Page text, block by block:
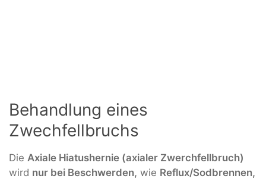
Behandlung eines
Zwechfellbruchs
Die Axiale Hiatushernie (axialer Zwerchfellbruch)
wird nur bei Beschwerden, wie Reflux/Sodbrennen,